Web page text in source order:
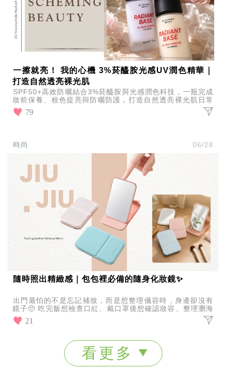
一擦就亮！ 我的心機 3%菸醯胺光感UV潤色精華｜
打造自然透亮裸光肌
SPF50+高效防曬結合3%菸醯胺與光感潤色科技，一瓶完成
妝前保養、校色提亮與防曬防護，打造自然透亮裸光肌日常
通勤輕鬆使用感受清爽不黏膩推薦。
79
時尚 06/28
隨時照出精緻感｜包包裡必備的隨身化妝鏡✨
出門最怕的不是忘記補妝，而是想整理儀容時，身邊卻沒有
鏡子🥺 吃完飯想檢查口紅、戴口罩後想確認妝容、整理瀏海
或補擦防曬，有一面隨身鏡真的方便很多！ JIUJ
21
看更多